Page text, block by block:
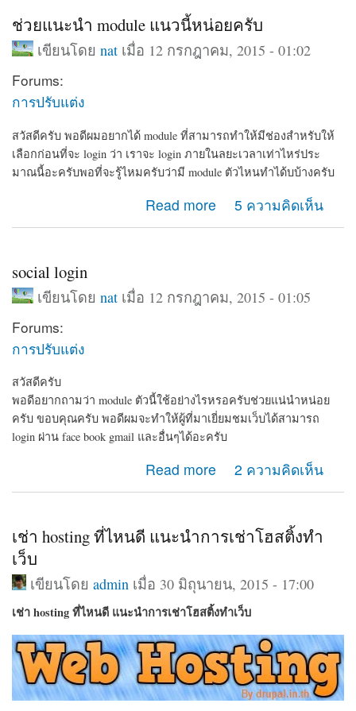
ช่วยแนะนำ module แนวนี้หน่อยครับ
เขียนโดย natเมื่อ 12 กรกฎาคม, 2015 - 01:02
Forums:
การปรับแต่ง
สวัสดีครับ พอดีผมอยากได้ module ที่สามารถทำให้มีช่องสำหรับให้
เลือกก่อนที่จะ login ว่า เราจะ login ภายในลยะเวลาเท่าไหร่ประ
มาณนี้อะครับพอที่จะรู้ไหมครับว่ามี module ตัวไหนทำได้บบ้างครับ
Read more
about ช่วยแนะนำ module แนวนี้หน่อยครับ5 ความคิดเห็น
social login
เขียนโดย natเมื่อ 12 กรกฎาคม, 2015 - 01:05
Forums:
การปรับแต่ง
สวัสดีครับ
พอดีอยากถามว่า module ตัวนี้ใช้อย่างไรหรอครับช่วยแน่นำหน่อย
ครับ ขอบคุณครับ พอดีผมจะทำให้ผู้ที่มาเยี่ยมชมเว็บได้สามารถ
login ผ่าน face book gmail และอื่นๆได้อะครับ
Read more 2 ความคิดเห็น
เช่า hosting ที่ไหนดี แนะนำการเช่าโฮสติ้งทำ
เว็บ
เขียนโดยadmin เมื่อ 30 มิถุนายน, 2015 - 17:00
เช่า hosting ที่ไหนดี แนะนำการเช่าโฮสติ้งทำเว็บ